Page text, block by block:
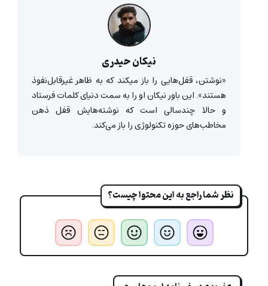
نیکان حیدری
«نوشتن، قفل‌هایی را باز میکند که به ظاهر غیرقابل‌‌نفوذ
هستند». این باور نیکان او را به سمت دنیای کلمات فرستاد
و حالا چندسالی است که نوشته‌هایش قفل ذهن
مخاطب‌های حوزه تکنولوژی را باز می‌کند.
نظر شما راجع به این محتوا چیست؟